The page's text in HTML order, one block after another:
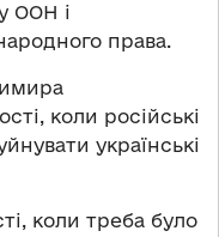
ООН і
права.
коли російські
українські
коли треба було